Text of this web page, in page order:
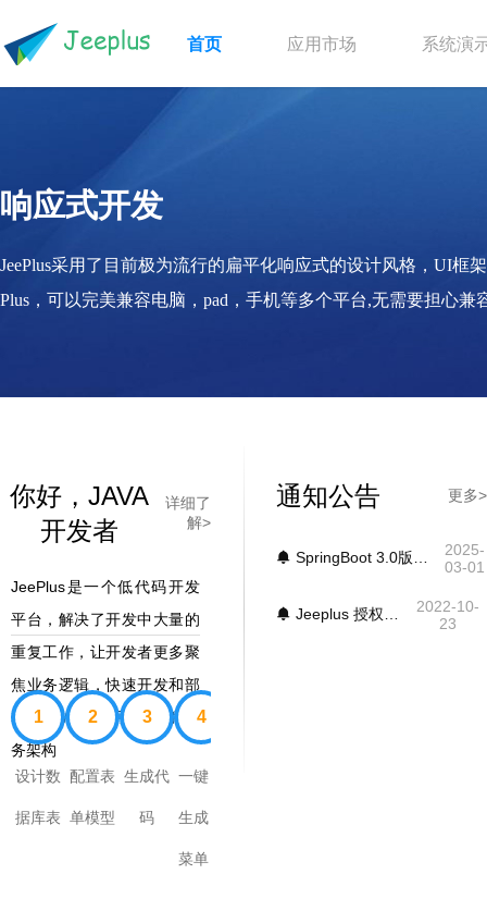
首页 应用市场 系统演
响应式开发
JeePlus采用了目前极为流行的扁平化响应式的设计风格，UI框
Plus，可以完美兼容电脑，pad，手机等多个平台,无需要担心兼
你好，JAVA
开发者
详细了
解>
JeePlus是一个低代码开发
平台，解决了开发中大量的
重复工作，让开发者更多聚
焦业务逻辑，快速开发和部
署现代Web应用程序+微服
务架构
1
设计数
据库表
2
配置表
单模型
3
生成代
码
4
一键
生成
菜单
通知公告 更多>
SpringBoot 3.0版本升级发布 (2025 -3 -1)
2025-
03-01
Jeeplus 授权协议
2022-10-
23